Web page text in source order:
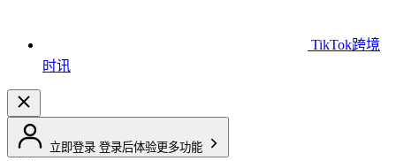
TikTok跨境
时讯
立即登录 登录后体验更多功能